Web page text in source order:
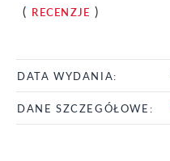
( RECENZJE )
DATA WYDANIA:
DANE SZCZEGÓŁOWE: